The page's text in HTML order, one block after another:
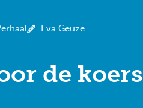
Eva Geuze
de koers